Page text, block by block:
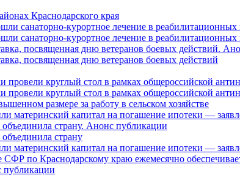
Краснодарского края
санаторно-курортное лечение в
санаторно-курортное лечение в реабилитационных
посвященная дню ветеранов боевых действий.
посвященная дню ветеранов боевых действий
провели круглый стол в рамках общероссийской
круглый стол в рамках общероссийской
размере за работу в сельском хозяйстве
материнский капитал на погашение ипотеки —
страну. Анонс публикации
страну
материнский капитал на погашение ипотеки —
СФР по Краснодарскому краю ежемесячно
публикации